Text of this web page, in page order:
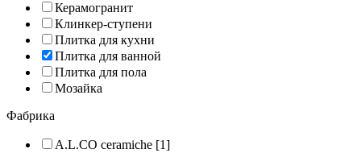
Керамогранит
Клинкер-ступени
Плитка для кухни
Плитка для ванной
Плитка для пола
Мозайка
Фабрика
A.L.CO ceramiche [1]